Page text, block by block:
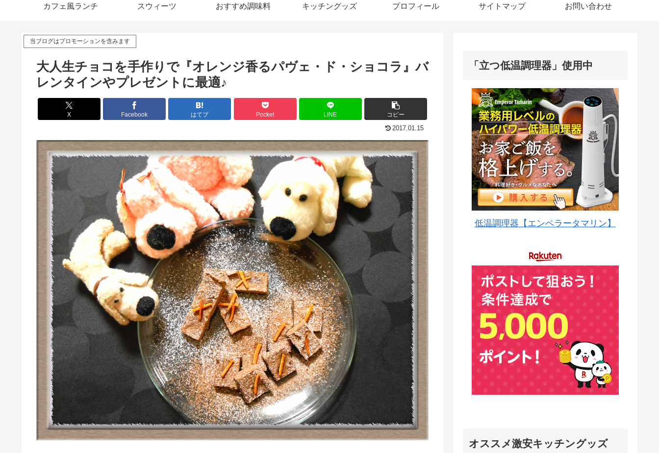
カフェ風ランチ スウィーツ おすすめ調味料 キッチングッズ プロフィール サイトマップ お問い合わせ
当ブログはプロモーションを含みます
大人生チョコを手作りで『オレンジ香るパヴェ・ド・ショコラ』バ
レンタインやプレゼントに最適♪
X Facebook はてブ Pocket LINE コピー
2017.01.15
「立つ低温調理器」使用中
低温調理器【エンペラータマリン】
オススメ激安キッチングッズ